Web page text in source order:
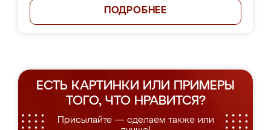
ПОДРОБНЕЕ
ЕСТЬ КАРТИНКИ ИЛИ ПРИМЕРЫ
ТОГО, ЧТО НРАВИТСЯ?
Присылайте — сделаем также или